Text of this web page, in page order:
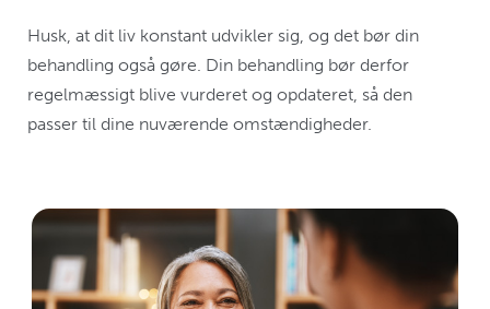
Husk, at dit liv konstant udvikler sig, og det bør din
behandling også gøre. Din behandling bør derfor
regelmæssigt blive vurderet og opdateret, så den
passer til dine nuværende omstændigheder.